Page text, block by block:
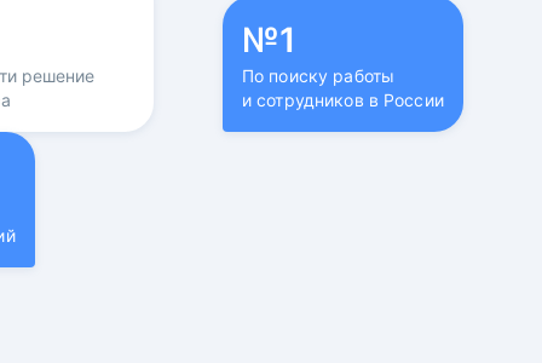
решение
№1
По поиску работы
и сотрудников в России